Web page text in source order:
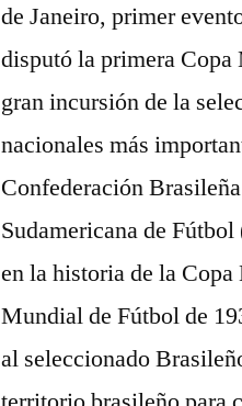
de Janeiro, primer
disputó la primera
gran incursión de la
nacionales más
Confederación
Sudamericana de
en la historia de la
Mundial de Fútbol de
al seleccionado